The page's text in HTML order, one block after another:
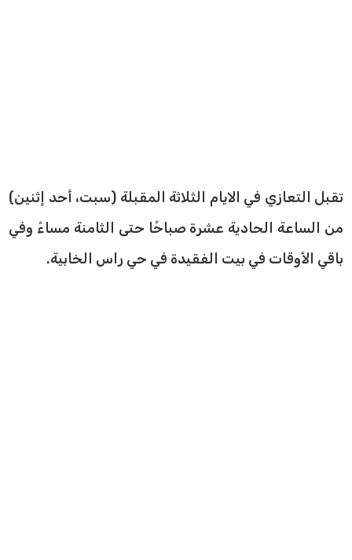
تقبل التعازي في الايام الثلاثة المقبلة (سبت، أحد إثنين)
من الساعة الحادية عشرة صباحًا حتى الثامنة مساءً وفي
باقي الأوقات في بيت الفقيدة في حي راس الخابية.